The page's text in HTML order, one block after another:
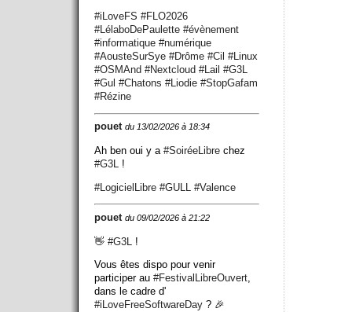
#iLoveFS #FLO2026
#LélaboDePaulette #évènement
#informatique #numérique
#AousteSurSye #Drôme #Cil #Linux
#OSMAnd #Nextcloud #Lail #G3L
#Gul #Chatons #Liodie #StopGafam
#Rézine
pouet du 13/02/2026 à 18:34
Ah ben oui y a #SoiréeLibre chez
#G3L
!
#LogicielLibre #GULL #Valence
pouet du 09/02/2026 à 21:22
👋 #G3L !
Vous êtes dispo pour venir
participer au #FestivalLibreOuvert,
dans le cadre d'
#iLoveFreeSoftwareDay ? 🎉